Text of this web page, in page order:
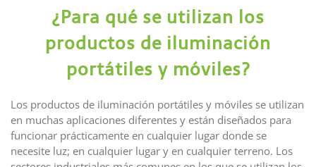
¿Para qué se utilizan los
productos de iluminación
portátiles y móviles?
Los productos de iluminación portátiles y móviles se utilizan
en muchas aplicaciones diferentes y están diseñados para
funcionar prácticamente en cualquier lugar donde se
necesite luz; en cualquier lugar y en cualquier terreno. Los